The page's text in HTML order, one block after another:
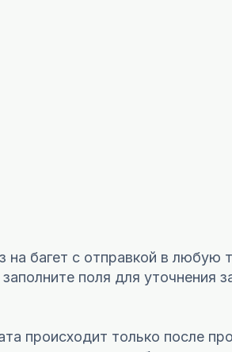
багет с отправкой в любую
поля для уточнения
происходит только после